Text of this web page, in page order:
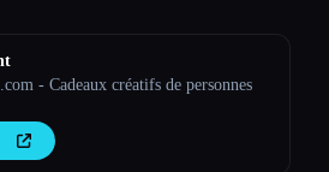
- Cadeaux créatifs de personnes